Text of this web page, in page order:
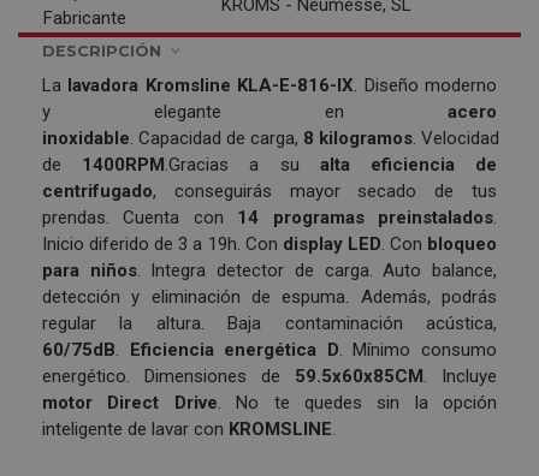
Fabricante
DESCRIPCIÓN
La lavadora Kromsline KLA-E-816-IX Diseño moderno
y elegante en acero
inoxidable Capacidad de carga, 8 kilogramos . Velocidad
de 1400RPM .Gracias a su alta eficiencia de
centrifugado, conseguirás mayor secado de tus
prendas.
Cuenta con 14 programas preinstalados
Inicio diferido de 3 a 19h. Con display LED . Con bloqueo
para niños. Integra detector de carga. Auto balance,
detección y eliminación de espuma. Además, podrás
regular la altura. Baja contaminación acústica,
60/75dB
Eficiencia energética D . Mínimo consumo
energético. Dimensiones de 59.5x60x85CM . Incluye
motor Direct Drive . No te quedes sin la opción
inteligente de lavar con KROMSLINE